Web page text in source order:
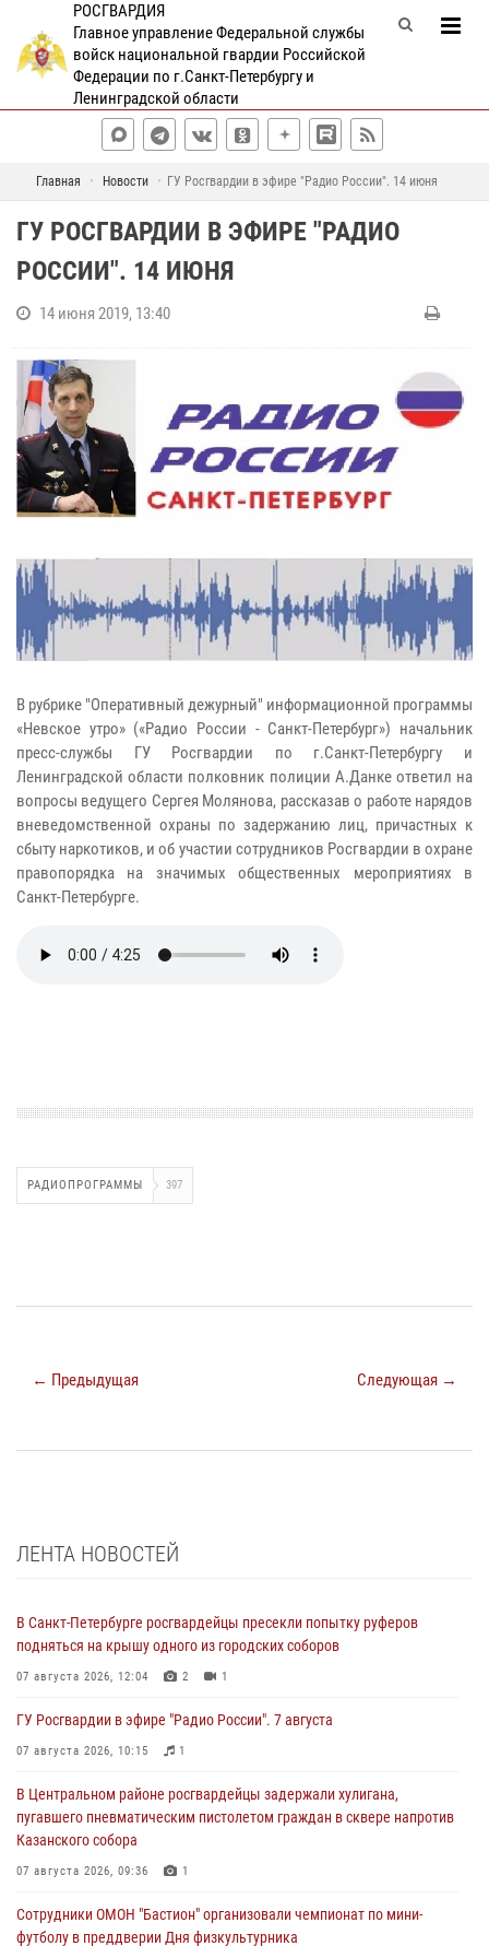
РОСГВАРДИЯ
Главное управление Федеральной службы
войск национальной гвардии Российской
Федерации по г.Санкт-Петербургу и
Ленинградской области
Главная Новости ГУ Росгвардии в эфире "Радио России". 14 июня
ГУ РОСГВАРДИИ В ЭФИРЕ "РАДИО
РОССИИ". 14 ИЮНЯ
14 июня 2019, 13:40
В рубрике "Оперативный дежурный" информационной программы
«Невское утро» («Радио России - Санкт-Петербург») начальник
пресс-службы ГУ Росгвардии по г.Санкт-Петербургу и
Ленинградской области полковник полиции А.Данке ответил на
вопросы ведущего Сергея Молянова, рассказав о работе нарядов
вневедомственной охраны по задержанию лиц, причастных к
сбыту наркотиков, и об участии сотрудников Росгвардии в охране
правопорядка на значимых общественных мероприятиях в
Санкт-Петербурге.
РАДИОПРОГРАММЫ 397
← Предыдущая Следующая →
ЛЕНТА НОВОСТЕЙ
В Санкт-Петербурге росгвардейцы пресекли попытку руферов
подняться на крышу одного из городских соборов
07 августа 2026, 12:04 2 1
ГУ Росгвардии в эфире "Радио России". 7 августа
07 августа 2026, 10:15 1
В Центральном районе росгвардейцы задержали хулигана,
пугавшего пневматическим пистолетом граждан в сквере напротив
Казанского собора
07 августа 2026, 09:36 1
Сотрудники ОМОН "Бастион" организовали чемпионат по мини-
футболу в преддверии Дня физкультурника